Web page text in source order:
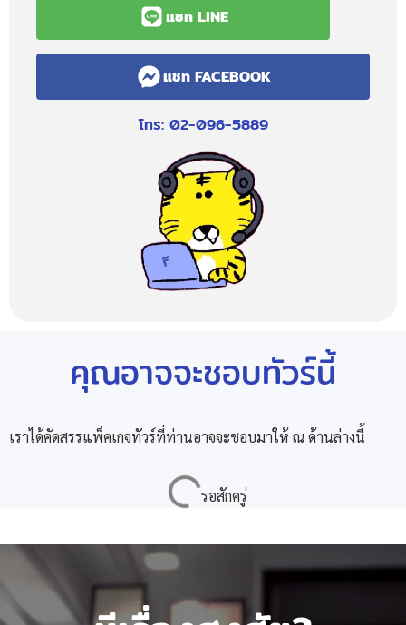
แชท LINE
แชท FACEBOOK
โทร: 02-096-5889
คุณอาจจะชอบทัวร์นี้
เราได้คัดสรรแพ็คเกจทัวร์ที่ท่านอาจจะชอบมาให้ ณ ด้านล่างนี้